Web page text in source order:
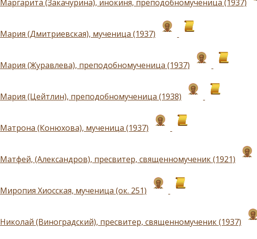
Маргарита (Закачурина), инокиня, преподобномученица (1937)
Мария (Дмитриевская), мученица (1937)
Мария (Журавлева), преподобномученица (1937)
Мария (Цейтлин), преподобномученица (1938)
Матрона (Конюхова), мученица (1937)
Матфей, (Александров), пресвитер, священномученик (1921)
Миропия Хиосская, мученица (ок. 251)
Николай (Виноградский), пресвитер, священномученик (1937)